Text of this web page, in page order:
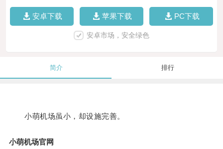
安卓下载 苹果下载 PC下载
安卓市场，安全绿色
简介 排行
小萌机场虽小，却设施完善。
小萌机场官网